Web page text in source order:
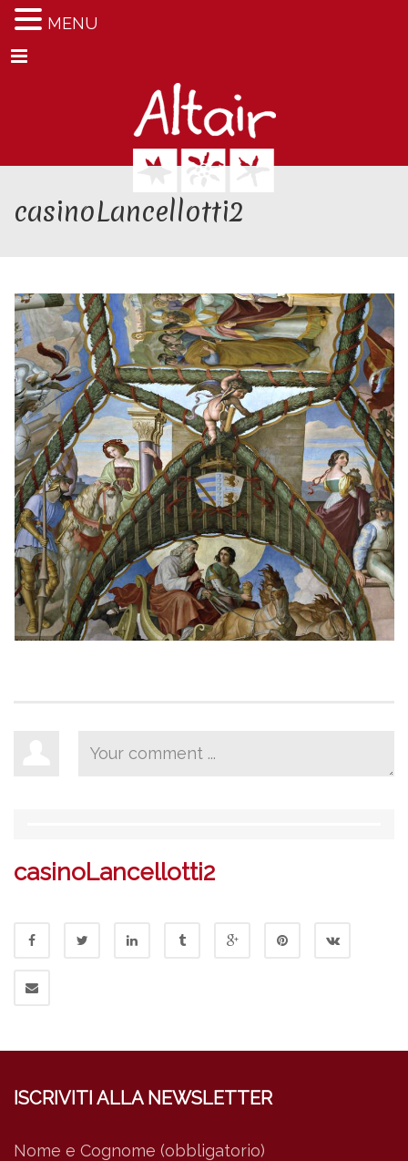
Menu
casinoLancellotti2
casinoLancellotti2
ISCRIVITI ALLA NEWSLETTER
Nome e Cognome (obbligatorio)
MENU